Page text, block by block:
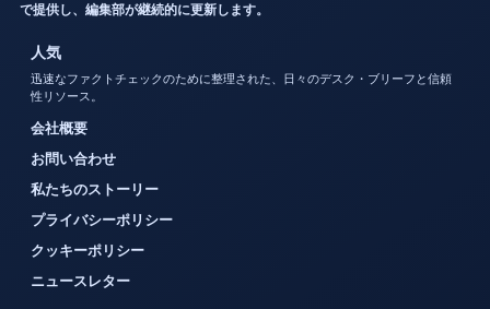
で提供し、編集部が継続的に更新します。
人気
迅速なファクトチェックのために整理された、日々のデスク・ブリーフと信頼
性リソース。
会社概要
お問い合わせ
私たちのストーリー
プライバシーポリシー
クッキーポリシー
ニュースレター